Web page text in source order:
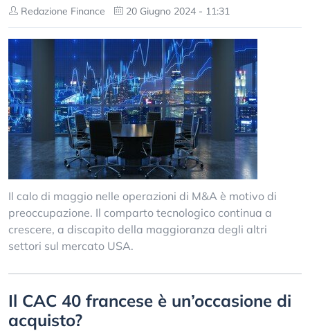
Redazione Finance 20 Giugno 2024 - 11:31
Il calo di maggio nelle operazioni di M&A è motivo di
preoccupazione. Il comparto tecnologico continua a
crescere, a discapito della maggioranza degli altri
settori sul mercato USA.
Il CAC 40 francese è un’occasione di
acquisto?